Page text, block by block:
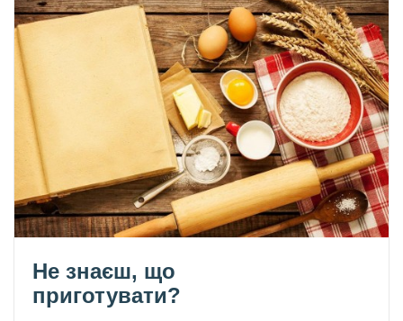
Не знаєш, що
приготувати?